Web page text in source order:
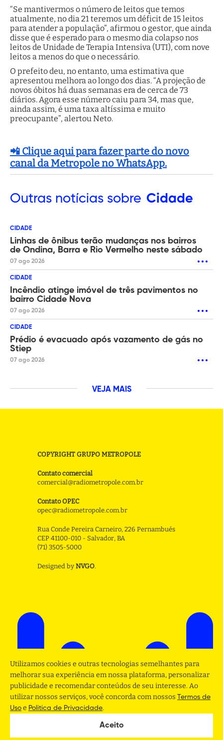
“Se mantivermos o número de leitos que temos
atualmente, no dia 21 teremos um déficit de 15 leitos
para atender a população”, afirmou o gestor, que ainda
disse que é esperado para o mesmo dia colapso nos
leitos de Unidade de Terapia Intensiva (UTI), com nove
leitos a menos do que o necessário.
O prefeito deu, no entanto, uma estimativa que
apresentou melhora ao longo dos dias. “A projeção de
novos óbitos há duas semanas era de cerca de 73
diários. Agora esse número caiu para 34, mas que,
ainda assim, é uma taxa altíssima e muito
preocupante”, alertou Neto.
📲 Clique aqui para fazer parte do novo
canal da Metropole no WhatsApp.
Outras notícias sobre Cidade
CIDADE
Linhas de ônibus terão mudanças nos bairros
de Ondina, Barra e Rio Vermelho neste sábado
07 ago 2026
CIDADE
Incêndio atinge imóvel de três pavimentos no
bairro Cidade Nova
07 ago 2026
CIDADE
Prédio é evacuado após vazamento de gás no
Stiep
07 ago 2026
VEJA MAIS
COPYRIGHT GRUPO METROPOLE
Contato comercial
comercial@radiometropole.com.br
Contato OPEC
opec@radiometropole.com.br
Rua Conde Pereira Carneiro, 226 Pernambués
CEP 41100-010 - Salvador, BA
(71) 3505-5000
Designed by NVGO.
Utilizamos cookies e outras tecnologias semelhantes para
melhorar sua experiência em nossa plataforma, personalizar
publicidade e recomendar conteúdos de seu interesse. Ao
utilizar nossos serviços, você concorda com nossos Termos de
Uso e Politica de Privacidade.
Aceito